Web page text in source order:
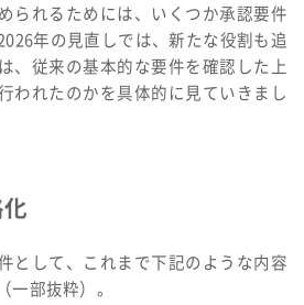
られるためには、いくつか承認要件
年の見直しでは、新たな役割も追
、従来の基本的な要件を確認した上
われたのかを具体的に見ていきまし
として、これまで下記のような内容
一部抜粋）。